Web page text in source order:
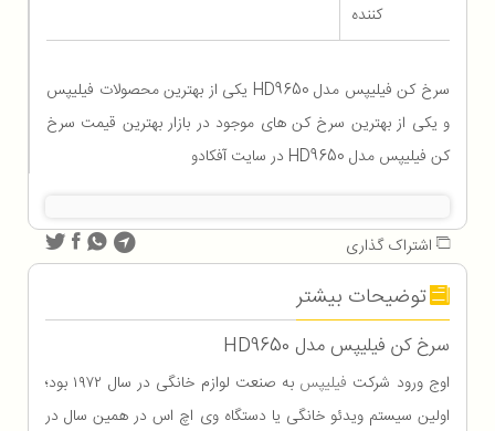
کننده
سرخ کن فیلیپس مدل HD9650 یکی از بهترین محصولات فیلیپس
و یکی از بهترین سرخ کن های موجود در بازار بهترین قیمت سرخ
کن فیلیپس مدل HD9650 در سایت آفکادو
اشتراک گذاری
توضیحات بیشتر
سرخ کن فيليپس مدل HD9650
اوج ورود شرکت فیلیپس
به صنعت لوازم خانگی در سال ۱۹۷۲ بود؛
اولین سیستم ویدئو خانگی یا دستگاه وی اچ اس در همین سال در